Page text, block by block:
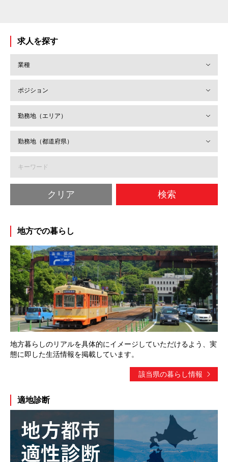
求人を探す
クリア 検索
地方での暮らし
地方暮らしのリアルを具体的にイメージしていただけるよう、実
態に即した生活情報を掲載しています。
該当県の暮らし情報
適地診断